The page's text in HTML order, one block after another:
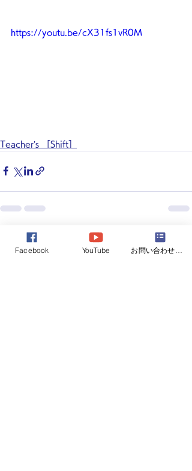
https://youtu.be/cX31fs1vR0M
Teacher’s ［Shift］
最新記事 すべて表示
Facebook YouTube